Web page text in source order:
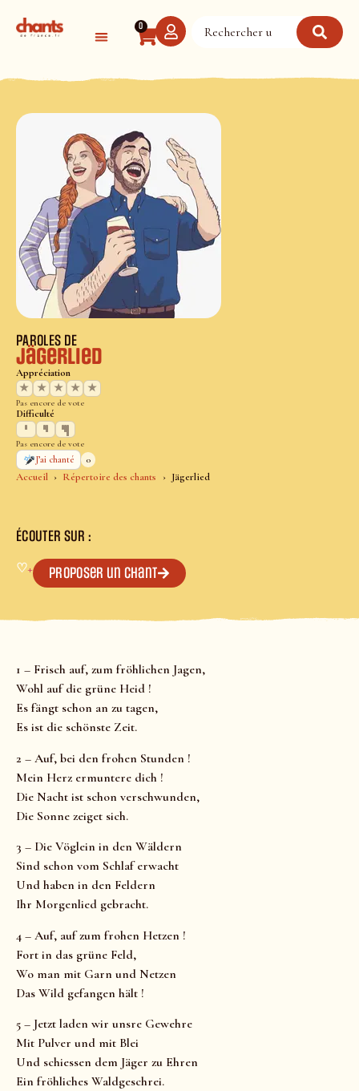
0
Accueil Répertoire des chants Jägerlied
PAROLES DE
Jägerlied
Appréciation
★
★ ★ ★ ★
Pas encore de vote
Difficulté
Pas encore de vote
J’ai chanté
0
ÉCOUTER SUR :
♡+ Proposer un chant
1 – Frisch auf, zum fröhlichen Jagen,
Wohl auf die grüne Heid !
Es fängt schon an zu tagen,
Es ist die schönste Zeit.
2 – Auf, bei den frohen Stunden !
Mein Herz ermuntere dich !
Die Nacht ist schon verschwunden,
Die Sonne zeiget sich.
3 – Die Vöglein in den Wäldern
Sind schon vom Schlaf erwacht
Und haben in den Feldern
Ihr Morgenlied gebracht.
4 – Auf, auf zum frohen Hetzen !
Fort in das grüne Feld,
Wo man mit Garn und Netzen
Das Wild gefangen hält !
5 – Jetzt laden wir unsre Gewehre
Mit Pulver und mit Blei
Und schiessen dem Jäger zu Ehren
Ein fröhliches Waldgeschrei.